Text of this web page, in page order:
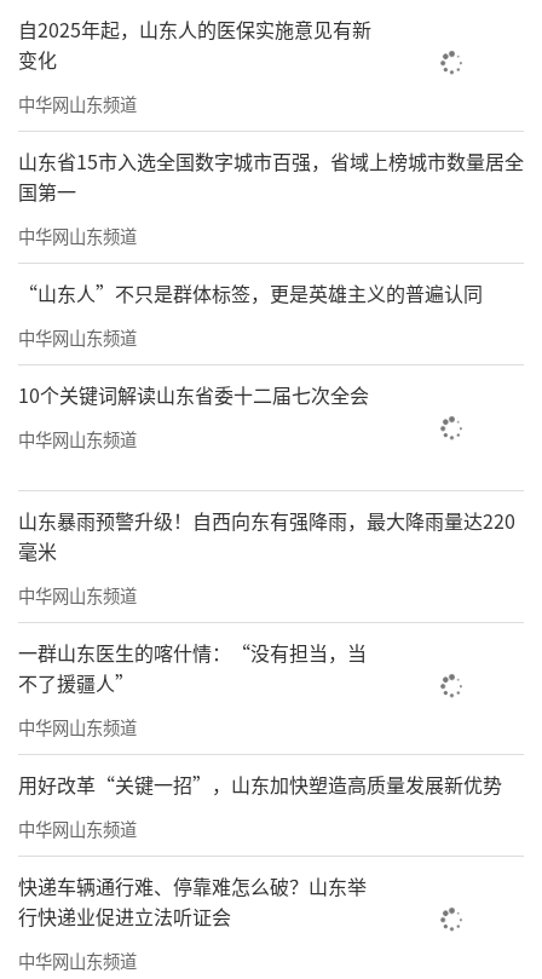
目。未来，海纳云将持续以硬核数字技术赋能
文化遗产保护，让跨越千年的文物与遗址，在
数字时代焕发出生生不息的文化光芒。
责任编辑：姜治程
自2025年起，山东人的医保实施意见有新
变化
中华网山东频道
山东省15市入选全国数字城市百强，省域上榜城市数量居全
国第一
中华网山东频道
“山东人”不只是群体标签，更是英雄主义的普遍认同
中华网山东频道
10个关键词解读山东省委十二届七次全会
中华网山东频道
山东暴雨预警升级！自西向东有强降雨，最大降雨量达220
毫米
中华网山东频道
一群山东医生的喀什情：“没有担当，当
不了援疆人”
中华网山东频道
用好改革“关键一招”，山东加快塑造高质量发展新优势
中华网山东频道
快递车辆通行难、停靠难怎么破？山东举
行快递业促进立法听证会
中华网山东频道